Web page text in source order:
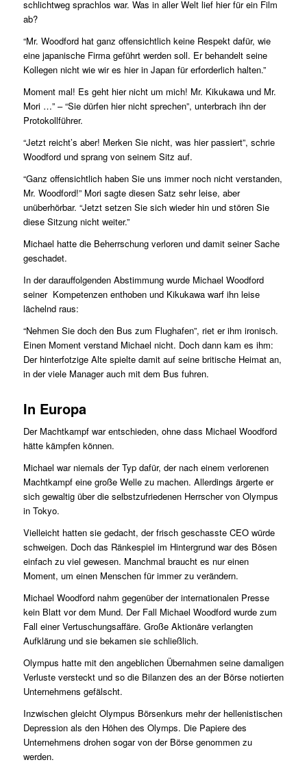
schlichtweg sprachlos war. Was in aller Welt lief hier für ein Film
ab?
“Mr. Woodford hat ganz offensichtlich keine Respekt dafür, wie
eine japanische Firma geführt werden soll. Er behandelt seine
Kollegen nicht wie wir es hier in Japan für erforderlich halten.”
Moment mal! Es geht hier nicht um mich! Mr. Kikukawa und Mr.
Mori …” – “Sie dürfen hier nicht sprechen”, unterbrach ihn der
Protokollführer.
“Jetzt reicht’s aber! Merken Sie nicht, was hier passiert”, schrie
Woodford und sprang von seinem Sitz auf.
“Ganz offensichtlich haben Sie uns immer noch nicht verstanden,
Mr. Woodford!” Mori sagte diesen Satz sehr leise, aber
unüberhörbar. “Jetzt setzen Sie sich wieder hin und stören Sie
diese Sitzung nicht weiter.”
Michael hatte die Beherrschung verloren und damit seiner Sache
geschadet.
In der darauffolgenden Abstimmung wurde Michael Woodford
seiner Kompetenzen enthoben und Kikukawa warf ihn leise
lächelnd raus:
“Nehmen Sie doch den Bus zum Flughafen”, riet er ihm ironisch.
Einen Moment verstand Michael nicht. Doch dann kam es ihm:
Der hinterfotzige Alte spielte damit auf seine britische Heimat an,
in der viele Manager auch mit dem Bus fuhren.
In Europa
Der Machtkampf war entschieden, ohne dass Michael Woodford
hätte kämpfen können.
Michael war niemals der Typ dafür, der nach einem verlorenen
Machtkampf eine große Welle zu machen. Allerdings ärgerte er
sich gewaltig über die selbstzufriedenen Herrscher von Olympus
in Tokyo.
Vielleicht hatten sie gedacht, der frisch geschasste CEO würde
schweigen. Doch das Ränkespiel im Hintergrund war des Bösen
einfach zu viel gewesen. Manchmal braucht es nur einen
Moment, um einen Menschen für immer zu verändern.
Michael Woodford nahm gegenüber der internationalen Presse
kein Blatt vor dem Mund. Der Fall Michael Woodford wurde zum
Fall einer Vertuschungsaffäre. Große Aktionäre verlangten
Aufklärung und sie bekamen sie schließlich.
Olympus hatte mit den angeblichen Übernahmen seine damaligen
Verluste versteckt und so die Bilanzen des an der Börse notierten
Unternehmens gefälscht.
Inzwischen gleicht Olympus Börsenkurs mehr der hellenistischen
Depression als den Höhen des Olymps. Die Papiere des
Unternehmens drohen sogar von der Börse genommen zu
werden.